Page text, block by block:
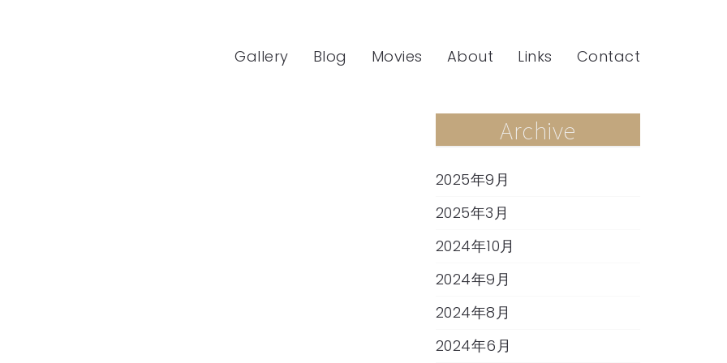
Gallery Blog Movies About Links Contact
Archive
2025年9月
2025年3月
2024年10月
2024年9月
2024年8月
2024年6月